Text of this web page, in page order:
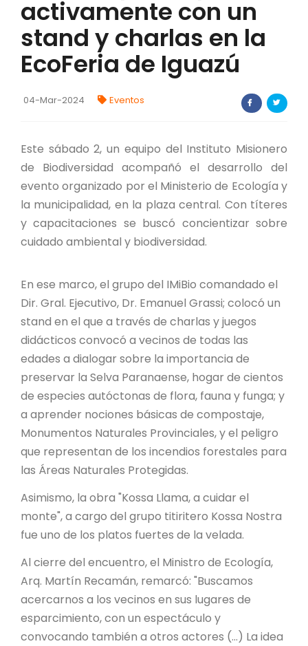
FORTALECIMIENTO DE RECURSOS
ALIMENTICIOS
BIODIVERSIDAD Y ALIMENTACIÓN
INVENTARIO DE LA BIODIVERSIDAD MISIONERA
FORMULARIO DE REGISTRO DE
INVESTIGADORES
AUTORIZACIONES
PROGRAMAS Y PROYECTOS
PROGRAMAS
PROYECTO ÁGUILAS DE MISIONES
MONUMENTOS NATURALES
REPOSITORIO
CONTACTO
activamente con un
stand y charlas en la
EcoFeria de Iguazú
04-Mar-2024 Eventos
Este sábado 2, un equipo del Instituto Misionero
de Biodiversidad acompañó el desarrollo del
evento organizado por el Ministerio de Ecología y
la municipalidad, en la plaza central. Con títeres
y capacitaciones se buscó concientizar sobre
cuidado ambiental y biodiversidad.
En ese marco, el grupo del IMiBio comandado el
Dir. Gral. Ejecutivo, Dr. Emanuel Grassi; colocó un
stand en el que a través de charlas y juegos
didácticos convocó a vecinos de todas las
edades a dialogar sobre la importancia de
preservar la Selva Paranaense, hogar de cientos
de especies autóctonas de flora, fauna y funga; y
a aprender nociones básicas de compostaje,
Monumentos Naturales Provinciales, y el peligro
que representan de los incendios forestales para
las Áreas Naturales Protegidas.
Asimismo, la obra "Kossa Llama, a cuidar el
monte", a cargo del grupo titiritero Kossa Nostra
fue uno de los platos fuertes de la velada.
Al cierre del encuentro, el Ministro de Ecología,
Arq. Martín Recamán, remarcó: "Buscamos
acercarnos a los vecinos en sus lugares de
esparcimiento, con un espectáculo y
convocando también a otros actores (…) La idea